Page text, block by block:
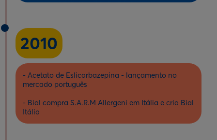
2010
- Acetato de Eslicarbazepina - lançamento no
mercado português
- Bial compra S.A.R.M Allergeni em Itália e cria Bial
Itália